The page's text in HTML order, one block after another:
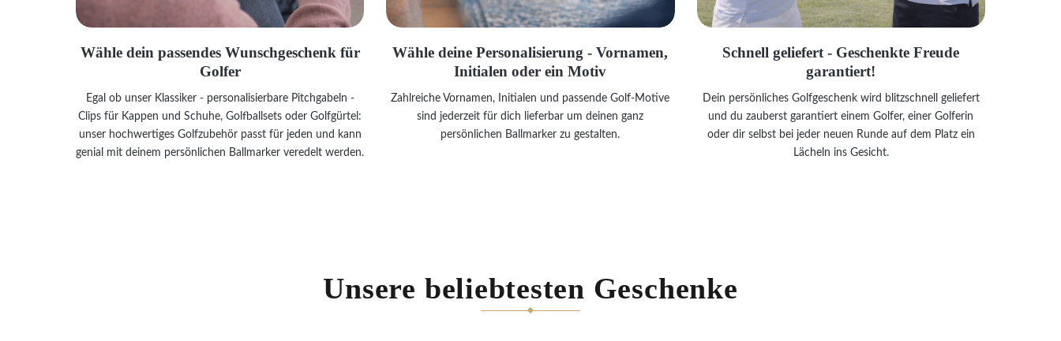
Wähle dein passendes Wunschgeschenk für
Golfer
Egal ob unser Klassiker - personalisierbare Pitchgabeln -
Clips für Kappen und Schuhe, Golfballsets oder Golfgürtel:
unser hochwertiges Golfzubehör passt für jeden und kann
genial mit deinem persönlichen Ballmarker veredelt werden.
Wähle deine Personalisierung - Vornamen,
Initialen oder ein Motiv
Zahlreiche Vornamen, Initialen und passende Golf-Motive
sind jederzeit für dich lieferbar um deinen ganz
persönlichen Ballmarker zu gestalten.
Schnell geliefert - Geschenkte Freude
garantiert!
Dein persönliches Golfgeschenk wird blitzschnell geliefert
und du zauberst garantiert einem Golfer, einer Golferin
oder dir selbst bei jeder neuen Runde auf dem Platz ein
Lächeln ins Gesicht.
Unsere beliebtesten Geschenke